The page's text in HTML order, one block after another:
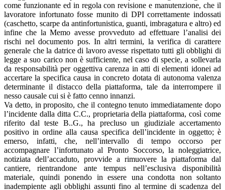
come funzionante ed in regola con revisione e manutenzione, che il
lavoratore infortunato fosse munito di DPI correttamente indossati
(caschetto, scarpe da antinfortunistica, guanti, imbragatura e altro) ed
infine che la Memo avesse provveduto ad effettuare l’analisi dei
rischi nel documento pos. In altri termini, la verifica di carattere
generale che la datrice di lavoro avesse rispettato tutti gli obblighi di
legge a suo carico non è sufficiente, nel caso di specie, a sollevarla
da responsabilità per oggettiva carenza in atti di elementi idonei ad
accertare la specifica causa in concreto dotata di autonoma valenza
determinante il distacco della piattaforma, tale da interrompere il
nesso causale cui si è fatto cenno innanzi.
Va detto, in proposito, che il contegno tenuto immediatamente dopo
l’incidente dalla ditta C.C., proprietaria della piattaforma, così come
riferito dal teste B..G., ha precluso un giudiziale accertamento
positivo in ordine alla causa specifica dell’incidente in oggetto; è
emerso, infatti, che, nell’intervallo di tempo occorso per
accompagnare l’infortunato al Pronto Soccorso, la noleggiatrice,
notiziata dell’accaduto, provvide a rimuovere la piattaforma dal
cantiere, rientrandone ante tempus nell’esclusiva disponibilità
materiale, quindi ponendo in essere una condotta non soltanto
inadempiente agli obblighi assunti fino al termine di scadenza del